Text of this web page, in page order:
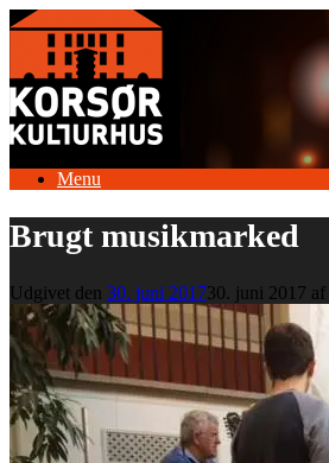
Gå
indhold
Menu
Brugt musikmarked
Udgivet den 30. juni 201730. juni 2017 af